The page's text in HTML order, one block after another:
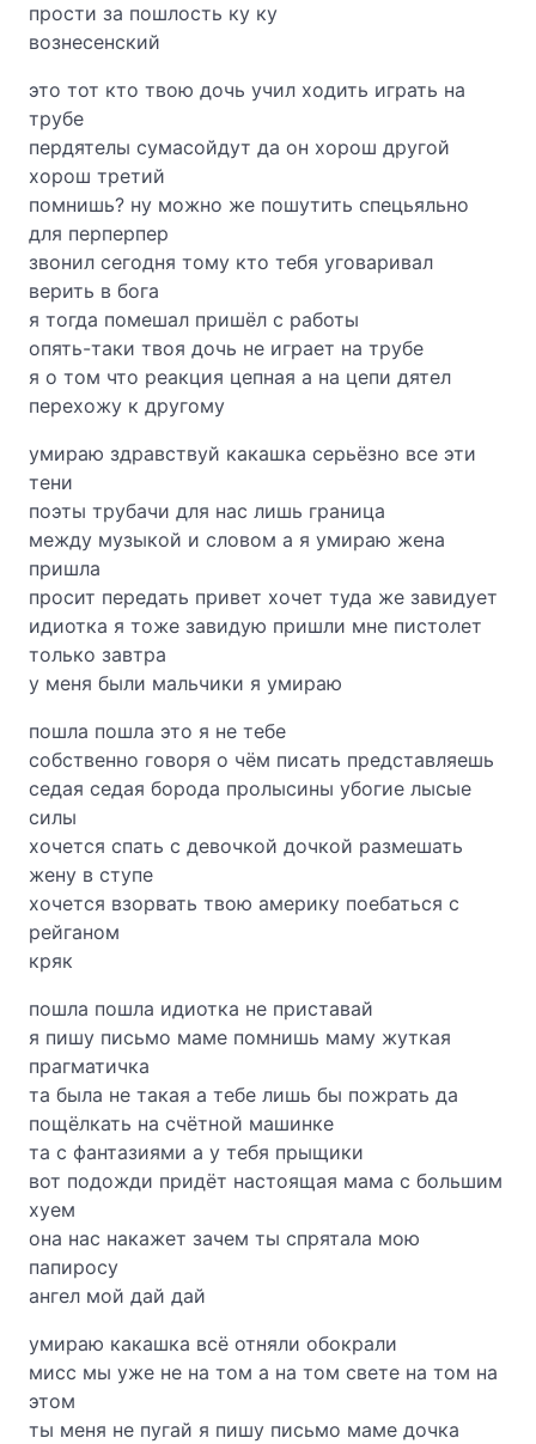
прости за пошлость ку ку
вознесенский
это тот кто твою дочь учил ходить играть на
трубе
пердятелы сумасойдут да он хорош другой
хорош третий
помнишь? ну можно же пошутить спецьяльно
для перперпер
звонил сегодня тому кто тебя уговаривал
верить в бога
я тогда помешал пришёл с работы
опять-таки твоя дочь не играет на трубе
я о том что реакция цепная а на цепи дятел
перехожу к другому
умираю здравствуй какашка серьёзно все эти
тени
поэты трубачи для нас лишь граница
между музыкой и словом а я умираю жена
пришла
просит передать привет хочет туда же завидует
идиотка я тоже завидую пришли мне пистолет
только завтра
у меня были мальчики я умираю
пошла пошла это я не тебе
собственно говоря о чём писать представляешь
седая седая борода пролысины убогие лысые
силы
хочется спать с девочкой дочкой размешать
жену в ступе
хочется взорвать твою америку поебаться с
рейганом
кряк
пошла пошла идиотка не приставай
я пишу письмо маме помнишь маму жуткая
прагматичка
та была не такая а тебе лишь бы пожрать да
пощёлкать на счётной машинке
та с фантазиями а у тебя прыщики
вот подожди придёт настоящая мама с большим
хуем
она нас накажет зачем ты спрятала мою
папиросу
ангел мой дай дай
умираю какашка всё отняли обокрали
мисс мы уже не на том а на том свете на том на
этом
ты меня не пугай я пишу письмо маме дочка